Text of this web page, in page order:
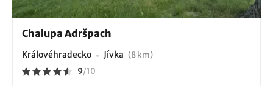
Chalupa Adršpach
Královéhradecko Jívka (8 km)
9/10